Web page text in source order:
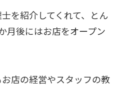
を紹介してくれて、とん
月後にはお店をオープン
店の経営やスタッフの教